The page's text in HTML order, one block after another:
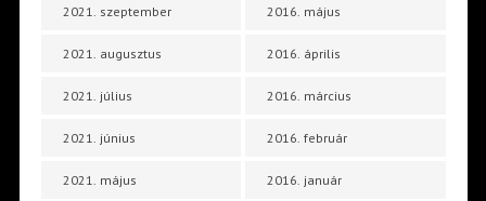
2021. szeptember
2021. augusztus
2021. július
2021. június
2021. május
2016. május
2016. április
2016. március
2016. február
2016. január